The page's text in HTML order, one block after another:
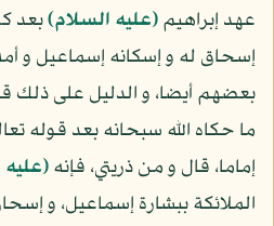
عهد إبراهيم(عليه السلام)بعد
إسحاق له و إسكانه إسماعيل و
بعضهم أيضا، و الدليل على ذلك
ما حكاه الله سبحانه بعد قوله
إماما، قال و من ذريتي، فإنه
الملائكة ببشارة إسماعيل، و